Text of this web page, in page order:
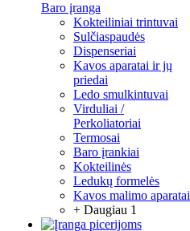
Baro įranga
Kokteiliniai trintuvai
Sulčiaspaudės
Dispenseriai
Kavos aparatai ir jų
priedai
Ledo smulkintuvai
Virduliai /
Perkoliatoriai
Termosai
Baro įrankiai
Kokteilinės
Ledukų formelės
Kavos malimo aparatai
+ Daugiau 1